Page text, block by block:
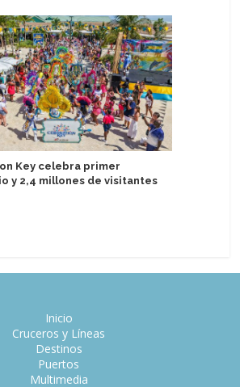
Key celebra primer
y 2,4 millones de visitantes
Inicio
Cruceros y Líneas
Destinos
Puertos
Multimedia